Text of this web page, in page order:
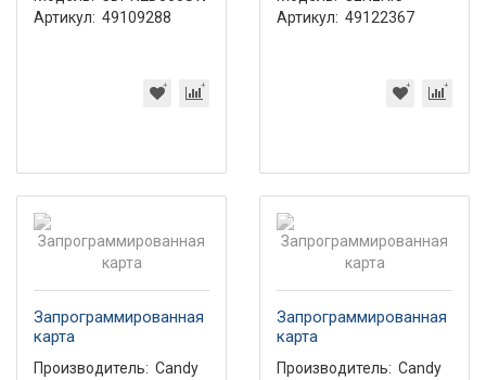
Артикул: 49109288
Артикул: 49122367
Запрограммированная
карта
Производитель: Candy
Запрограммированная
карта
Производитель: Candy